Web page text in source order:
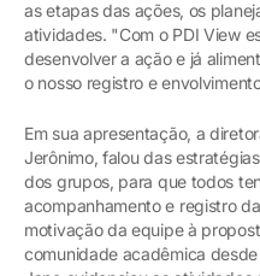
as etapas das ações, os
atividades. "Com o PDI View
desenvolver a ação e já
o nosso registro e
Em sua apresentação, a
Jerônimo, falou das
dos grupos, para que todos
acompanhamento e registro
motivação da equipe à
comunidade acadêmica